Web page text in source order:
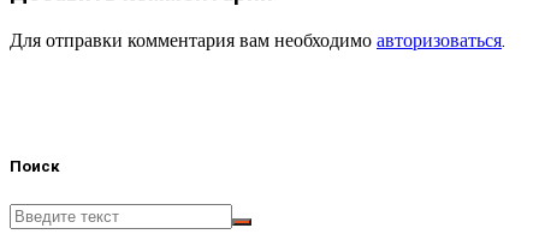
Для отправки комментария вам необходимо авторизоваться.
Поиск